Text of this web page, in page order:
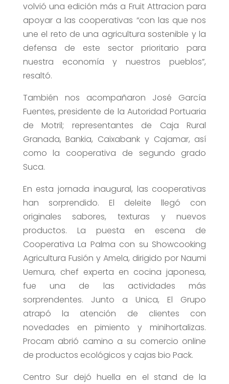
volvió una edición más a Fruit Attracion para
apoyar a las cooperativas “con las que nos
une el reto de una agricultura sostenible y la
defensa de este sector prioritario para
nuestra economía y nuestros pueblos”,
resaltó.
También nos acompañaron José García
Fuentes, presidente de la Autoridad Portuaria
de Motril; representantes de Caja Rural
Granada, Bankia, Caixabank y Cajamar, así
como la cooperativa de segundo grado
Suca.
En esta jornada inaugural, las cooperativas
han sorprendido. El deleite llegó con
originales sabores, texturas y nuevos
productos. La puesta en escena de
Cooperativa La Palma con su Showcooking
Agricultura Fusión y Amela, dirigido por Naumi
Uemura, chef experta en cocina japonesa,
fue una de las actividades más
sorprendentes. Junto a Unica, El Grupo
atrapó la atención de clientes con
novedades en pimiento y minihortalizas.
Procam abrió camino a su comercio online
de productos ecológicos y cajas bio Pack.
Centro Sur dejó huella en el stand de la